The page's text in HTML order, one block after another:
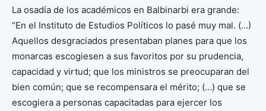
La osadía de los académicos en Balbinarbi era grande:
“En el Instituto de Estudios Políticos lo pasé muy mal. (…)
Aquellos desgraciados presentaban planes para que los
monarcas escogiesen a sus favoritos por su prudencia,
capacidad y virtud; que los ministros se preocuparan del
bien común; que se recompensara el mérito; (…) que se
escogiera a personas capacitadas para ejercer los